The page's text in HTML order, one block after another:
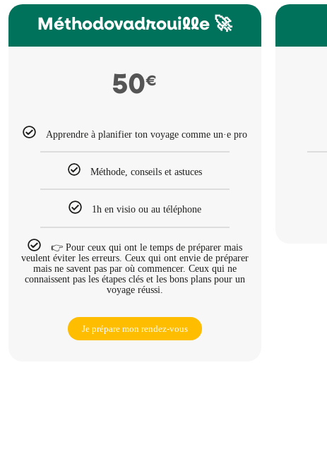
Méthodovadrouille 🚀
50€
Apprendre à planifier ton voyage comme un·e pro
Méthode, conseils et astuces
1h en visio ou au téléphone
👉 Pour ceux qui ont le temps de préparer mais
veulent éviter les erreurs. Ceux qui ont envie de préparer
mais ne savent pas par où commencer. Ceux qui ne
connaissent pas les étapes clés et les bons plans pour un
voyage réussi.
Je prépare mon rendez-vous